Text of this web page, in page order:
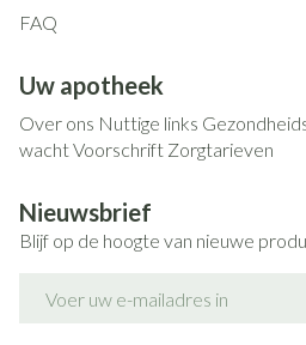
FAQ
Uw apotheek
Over ons Nuttige links
wachtVoorschrift Zorgtarieven
Nieuwsbrief
Blijf op de hoogte van nieuwe